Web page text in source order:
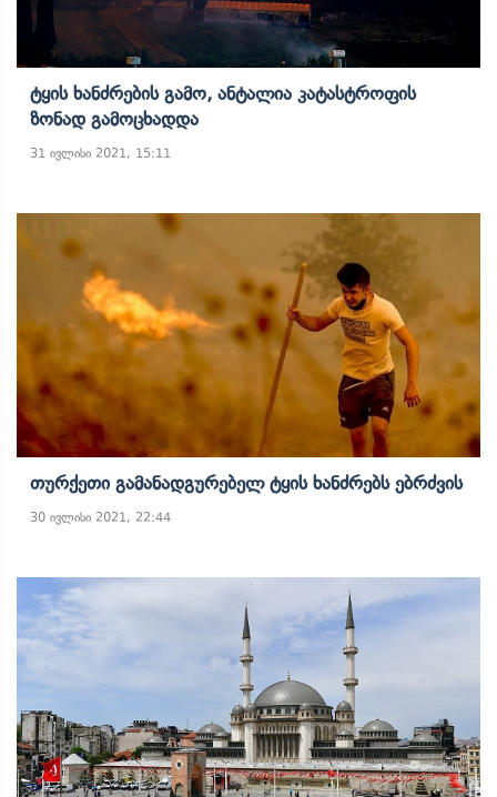
Ტყის Ხანძრების Გამო, Ანტალია Კატასტროფის
Ზონად Გამოცხადდა
31 ივლისი 2021, 15:11
Თურქეთი Გამანადგურებელ Ტყის Ხანძრებს Ებრძვის
30 ივლისი 2021, 22:44